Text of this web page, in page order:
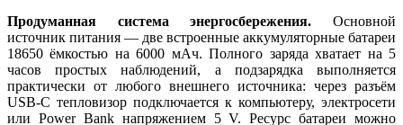
Продуманная система энергосбережения. Основной
источник питания — две встроенные аккумуляторные батареи
18650 ёмкостью на 6000 мАч. Полного заряда хватает на 5
часов простых наблюдений, а подзарядка выполняется
практически от любого внешнего источника: через разъём
USB-C тепловизор подключается к компьютеру, электросети
или Power Bank напряжением 5 V. Ресурс батареи можно